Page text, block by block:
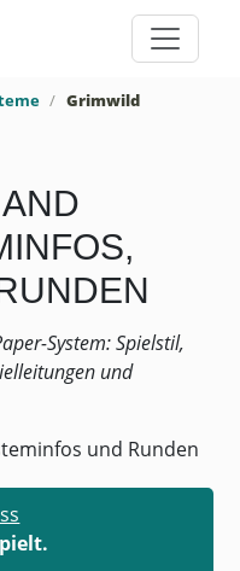
Grimwild
System: Spielstil,
und